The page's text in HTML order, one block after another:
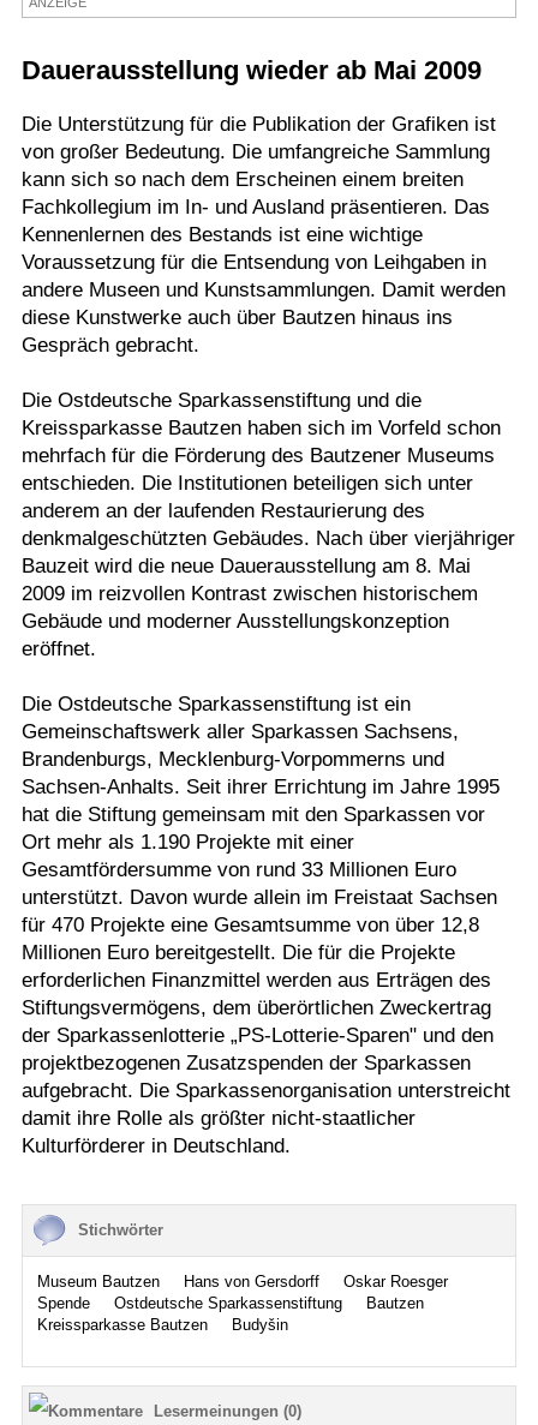
Dauerausstellung wieder ab Mai 2009
Die Unterstützung für die Publikation der Grafiken ist
von großer Bedeutung. Die umfangreiche Sammlung
kann sich so nach dem Erscheinen einem breiten
Fachkollegium im In- und Ausland präsentieren. Das
Kennenlernen des Bestands ist eine wichtige
Voraussetzung für die Entsendung von Leihgaben in
andere Museen und Kunstsammlungen. Damit werden
diese Kunstwerke auch über Bautzen hinaus ins
Gespräch gebracht.
Die Ostdeutsche Sparkassenstiftung und die
Kreissparkasse Bautzen haben sich im Vorfeld schon
mehrfach für die Förderung des Bautzener Museums
entschieden. Die Institutionen beteiligen sich unter
anderem an der laufenden Restaurierung des
denkmalgeschützten Gebäudes. Nach über vierjähriger
Bauzeit wird die neue Dauerausstellung am 8. Mai
2009 im reizvollen Kontrast zwischen historischem
Gebäude und moderner Ausstellungskonzeption
eröffnet.
Die Ostdeutsche Sparkassenstiftung ist ein
Gemeinschaftswerk aller Sparkassen Sachsens,
Brandenburgs, Mecklenburg-Vorpommerns und
Sachsen-Anhalts. Seit ihrer Errichtung im Jahre 1995
hat die Stiftung gemeinsam mit den Sparkassen vor
Ort mehr als 1.190 Projekte mit einer
Gesamtfördersumme von rund 33 Millionen Euro
unterstützt. Davon wurde allein im Freistaat Sachsen
für 470 Projekte eine Gesamtsumme von über 12,8
Millionen Euro bereitgestellt. Die für die Projekte
erforderlichen Finanzmittel werden aus Erträgen des
Stiftungsvermögens, dem überörtlichen Zweckertrag
der Sparkassenlotterie „PS-Lotterie-Sparen" und den
projektbezogenen Zusatzspenden der Sparkassen
aufgebracht. Die Sparkassenorganisation unterstreicht
damit ihre Rolle als größter nicht-staatlicher
Kulturförderer in Deutschland.
Stichwörter
Museum Bautzen Hans von Gersdorff
Oskar Roesger
Spende
Ostdeutsche Sparkassenstiftung
Bautzen
Kreissparkasse Bautzen
Budyšin
Lesermeinungen (0)